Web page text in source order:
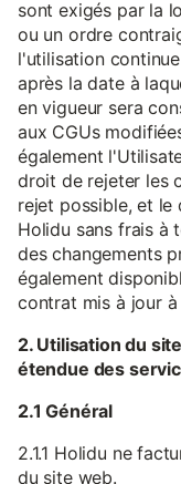
sont exigés par la
ou un ordre
l'utilisation
après la date à
en vigueur sera
aux CGUs
également
droit de rejeter les
rejet possible, et
Holidu sans frais à
des changements
également
contrat mis à jour à
2. Utilisation du
étendue des
2.1 Général
2.1.1 Holidu ne
du site web.